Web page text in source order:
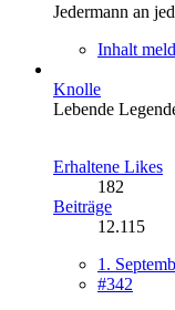
Jedermann an
Inhalt
Knolle
Lebende
Erhaltene Likes
182
Beiträge
12.115
1.
#342